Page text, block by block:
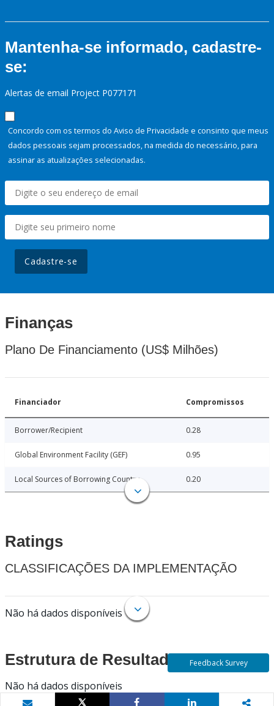
Mantenha-se informado, cadastre-
se:
Alertas de email Project P077171
Concordo com os termos do Aviso de Privacidade e consinto que meus
dados pessoais sejam processados, na medida do necessário, para
assinar as atualizações selecionadas.
Cadastre-se
Finanças
Plano De Financiamento (US$ Milhões)
Financiador Compromissos
Borrower/Recipient 0.28
Global Environment Facility (GEF) 0.95
Local Sources of Borrowing Country 0.20
Ratings
CLASSIFICAÇÕES DA IMPLEMENTAÇÃO
Não há dados disponíveis
Estrutura de Resultados
Não há dados disponíveis
Feedback Survey